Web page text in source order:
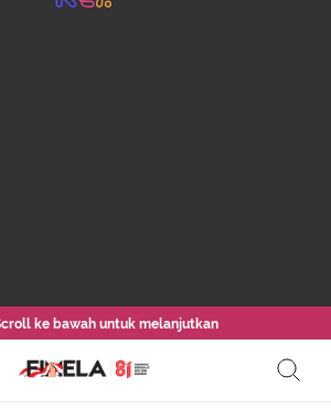
ke bawah untuk melanjutkan